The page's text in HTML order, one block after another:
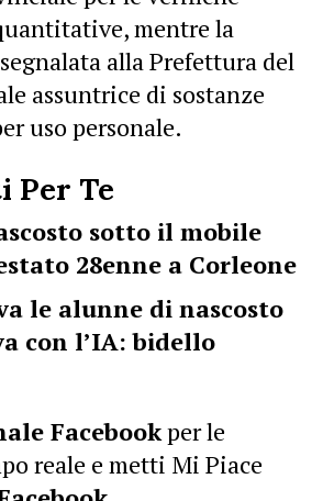
mentre la
alla Prefettura del
assuntrice di sostanze
uso personale.
Per Te
sotto il mobile
28enne a Corleone
le alunne di nascosto
con l’IA: bidello
Facebookper le
reale e metti Mi Piace